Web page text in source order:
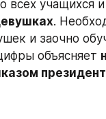
.
и заочно
объясняет